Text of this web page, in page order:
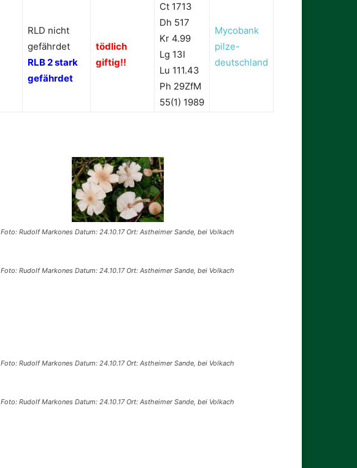
RLD nicht
gefährdet
RLB 2 stark
gefährdet
tödlich
giftig!!
Ct 1713
Dh 517
Kr 4.99
Lg 13I
Lu 111.43
Ph 29ZfM
55(1) 1989
Mycobank
pilze-
deutschland
Foto: Rudolf Markones Datum: 24.10.17 Ort: Astheimer Sande, bei Volkach
Foto: Rudolf Markones Datum: 24.10.17 Ort: Astheimer Sande, bei Volkach
Foto: Rudolf Markones Datum: 24.10.17 Ort: Astheimer Sande, bei Volkach
Foto: Rudolf Markones Datum: 24.10.17 Ort: Astheimer Sande, bei Volkach